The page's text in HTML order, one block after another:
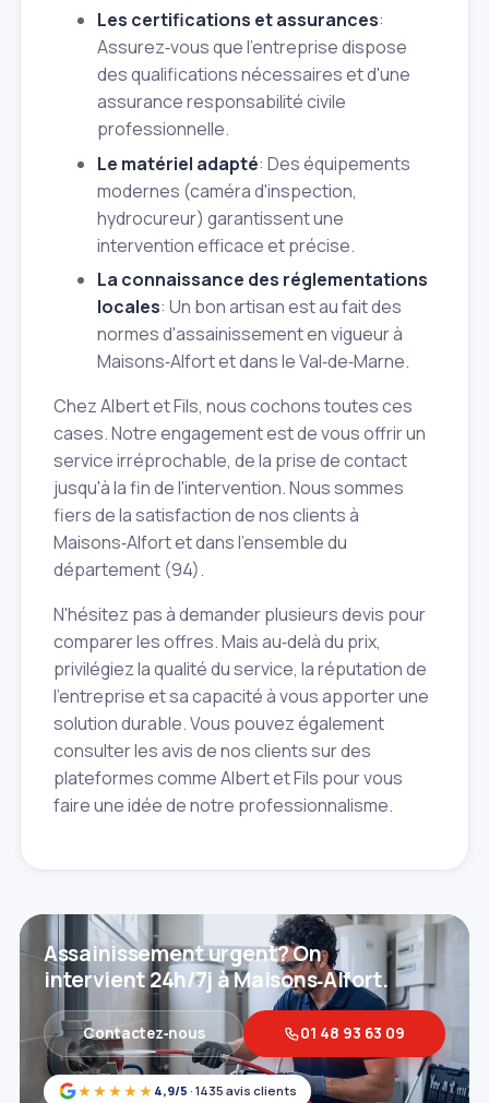
Les certifications et assurances:
Assurez‑vous que l'entreprise dispose
des qualifications nécessaires et d'une
assurance responsabilité civile
professionnelle.
Le matériel adapté: Des équipements
modernes (caméra d'inspection,
hydrocureur) garantissent une
intervention efficace et précise.
La connaissance des réglementations
locales: Un bon artisan est au fait des
normes d'assainissement en vigueur à
Maisons‑Alfort et dans le Val‑de‑Marne.
Chez Albert et Fils, nous cochons toutes ces
cases. Notre engagement est de vous offrir un
service irréprochable, de la prise de contact
jusqu'à la fin de l'intervention. Nous sommes
fiers de la satisfaction de nos clients à
Maisons‑Alfort et dans l'ensemble du
département (94).
N'hésitez pas à demander plusieurs devis pour
comparer les offres. Mais au‑delà du prix,
privilégiez la qualité du service, la réputation de
l'entreprise et sa capacité à vous apporter une
solution durable. Vous pouvez également
consulter les avis de nos clients sur des
plateformes comme Albert et Fils pour vous
faire une idée de notre professionnalisme.
★★★★★ 4,9/5 · 1435 avis clients
Assainissement urgent? On
intervient 24h/7j à Maisons‑Alfort.
Contactez‑nous 01 48 93 63 09